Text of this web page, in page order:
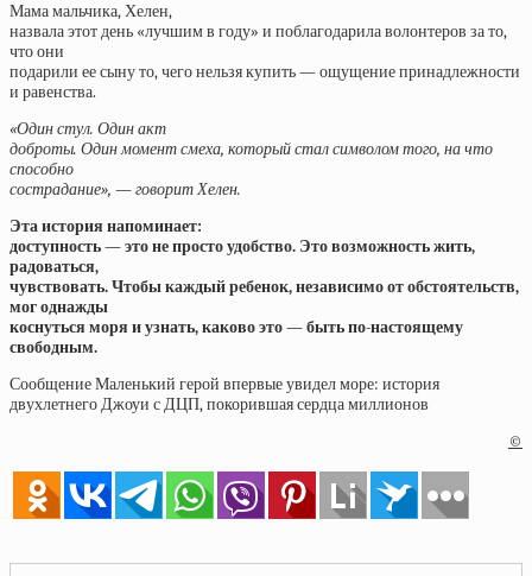
Мама мальчика, Хелен,
назвала этот день «лучшим в году» и поблагодарила волонтеров за то,
что они
подарили ее сыну то, чего нельзя купить — ощущение принадлежности
и равенства.
«Один стул. Один акт
доброты. Один момент смеха, который стал символом того, на что
способно
сострадание», — говорит Хелен.
Эта история напоминает:
доступность — это не просто удобство. Это возможность жить,
радоваться,
чувствовать. Чтобы каждый ребенок, независимо от обстоятельств,
мог однажды
коснуться моря и узнать, каково это — быть по-настоящему
свободным.
Сообщение Маленький герой впервые увидел море: история
двухлетнего Джоуи с ДЦП, покорившая сердца миллионов
©